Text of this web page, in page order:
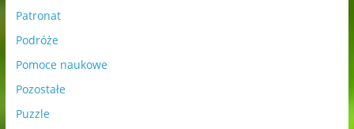
Patronat
Podróże
Pomoce naukowe
Pozostałe
Puzzle